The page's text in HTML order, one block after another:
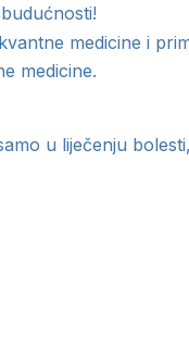
medicine i
medicine.
u liječenju